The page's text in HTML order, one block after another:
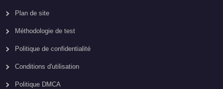
Plan de site
Méthodologie de test
Politique de confidentialité
Conditions d'utilisation
Politique DMCA